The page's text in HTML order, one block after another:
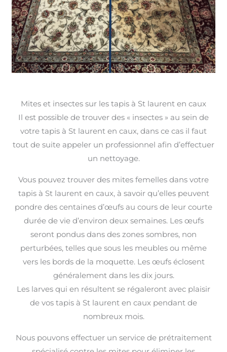
Mites et insectes sur les tapis à St laurent en caux
Il est possible de trouver des « insectes » au sein de
votre tapis à St laurent en caux, dans ce cas il faut
tout de suite appeler un professionnel afin d’effectuer
un nettoyage.
Vous pouvez trouver des mites femelles dans votre
tapis à St laurent en caux, à savoir qu’elles peuvent
pondre des centaines d’œufs au cours de leur courte
durée de vie d’environ deux semaines. Les œufs
seront pondus dans des zones sombres, non
perturbées, telles que sous les meubles ou même
vers les bords de la moquette. Les œufs éclosent
généralement dans les dix jours.
Les larves qui en résultent se régaleront avec plaisir
de vos tapis à St laurent en caux pendant de
nombreux mois.
Nous pouvons effectuer un service de prétraitement